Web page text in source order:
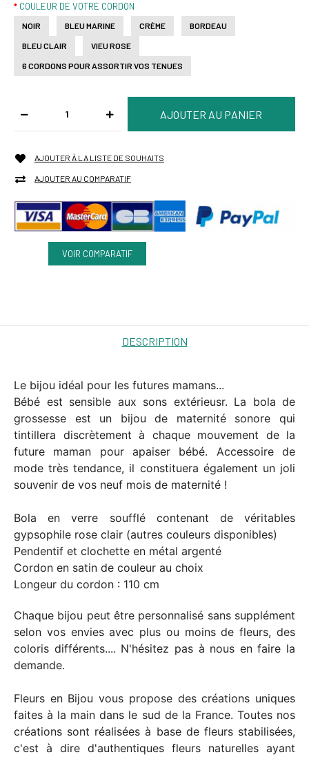
COULEUR DE VOTRE CORDON
NOIR BLEU MARINE CRÈME BORDEAU
BLEU CLAIR VIEU ROSE
6 CORDONS POUR ASSORTIR VOS TENUES
AJOUTER À LA LISTE DE SOUHAITS
AJOUTER AU COMPARATIF
VOIR COMPARATIF
DESCRIPTION
Le bijou idéal pour les futures mamans...
Bébé est sensible aux sons extérieusr. La bola de
grossesse est un bijou de maternité sonore qui
tintillera discrètement à chaque mouvement de la
future maman pour apaiser bébé. Accessoire de
mode très tendance, il constituera également un joli
souvenir de vos neuf mois de maternité !
Bola en verre soufflé contenant de véritables
gypsophile rose clair (autres couleurs disponibles)
Pendentif et clochette en métal argenté
Cordon en satin de couleur au choix
Longeur du cordon : 110 cm
Chaque bijou peut être personnalisé sans supplément
selon vos envies avec plus ou moins de fleurs, des
coloris différents.... N'hésitez pas à nous en faire la
demande.
Fleurs en Bijou vous propose des créations uniques
faites à la main dans le sud de la France. Toutes nos
créations sont réalisées à base de fleurs stabilisées,
c'est à dire d'authentiques fleurs naturelles ayant